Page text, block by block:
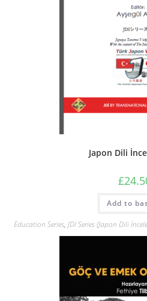
Japon Dili
£
Add to
Education Series, JDI Series (Japon Dili